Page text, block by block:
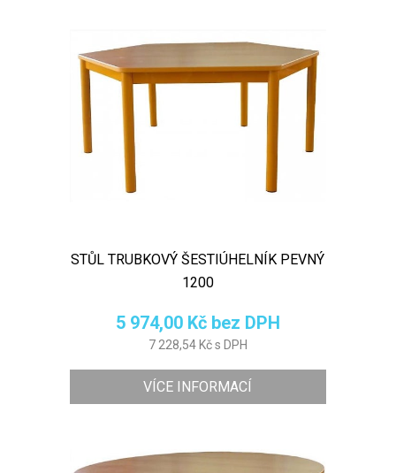
STŮL TRUBKOVÝ ŠESTIÚHELNÍK PEVNÝ
1200
5 974,00 Kč bez DPH
7 228,54 Kč s DPH
VÍCE INFORMACÍ